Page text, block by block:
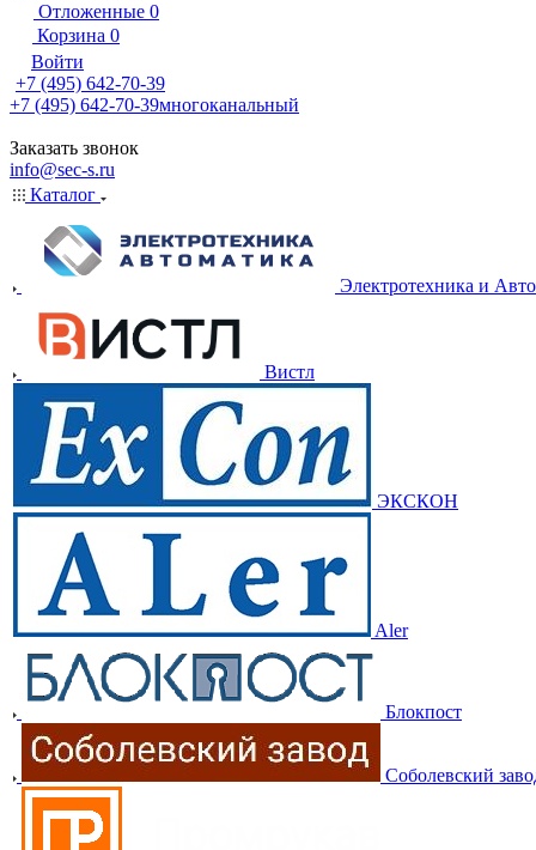
Отложенные 0
Корзина 0
Войти
+7 (495) 642-70-39
+7 (495) 642-70-39многоканальный
Заказать звонок
info@sec-s.ru
Каталог
Электротехника и
Вистл
ЭКСКОН
Aler
Блокпост
Соболевский